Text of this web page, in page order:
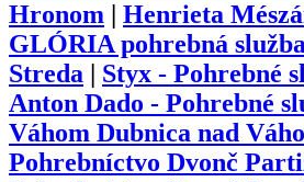
Hronom
Henrieta
GLÓRIA pohrebná
Streda
Styx - Pohrebné
Anton Dado - Pohrebné
Váhom Dubnica nad
Pohrebníctvo Dvonč